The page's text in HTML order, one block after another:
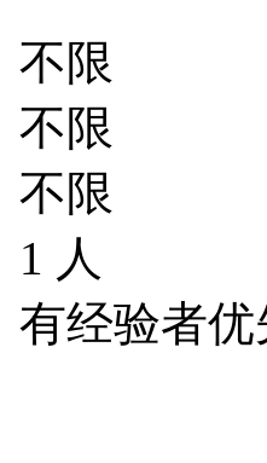
不限
不限
不限
1 人
有经验者优